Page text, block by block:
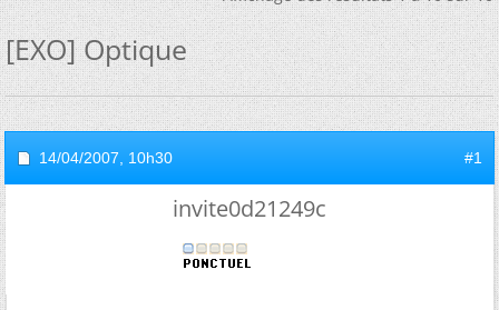
[EXO] Optique
14/04/2007, 10h30 #1
invite0d21249c